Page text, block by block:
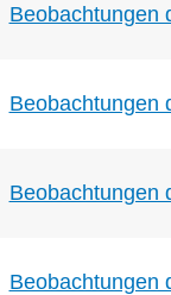
Beobachtungen
Beobachtungen
Beobachtungen
Beobachtungen